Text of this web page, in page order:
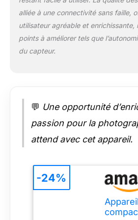
PHOTO
Léger et
appareil
créateurs
R10 à
via
pour
photos et
votre
alliée à une connectivité sans faille,
utilisateur agréable et enrichissante,
points à améliorer tels que
du capteur.
💬 Une opportunité
passion pour la
attend avec cet appareil.
-24%